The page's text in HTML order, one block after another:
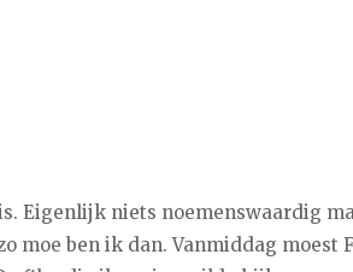
Eigenlijk niets noemenswaardig
moe ben ik dan. Vanmiddag moest